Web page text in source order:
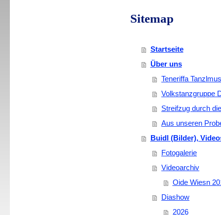
Sitemap
Startseite
Über uns
Teneriffa
Volkstanzgruppe
Streifzug durch
Aus unseren
Buidl (Bilder),
Fotogalerie
Videoarchiv
Oide Wiesn
Diashow
2026